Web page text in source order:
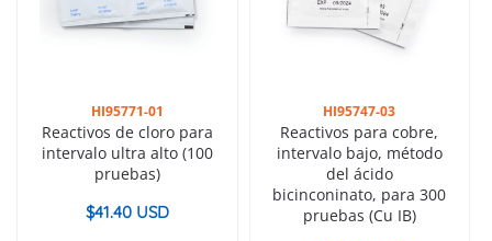
HI95771-01
Reactivos de cloro para
intervalo ultra alto (100
pruebas)
$41.40 USD
HI95747-03
Reactivos para cobre,
intervalo bajo, método
del ácido
bicinconinato, para 300
pruebas (Cu IB)